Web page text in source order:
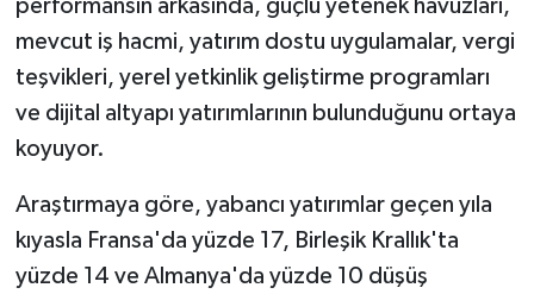
performansın arkasında, güçlü yetenek havuzları,
mevcut iş hacmi, yatırım dostu uygulamalar, vergi
teşvikleri, yerel yetkinlik geliştirme programları
ve dijital altyapı yatırımlarının bulunduğunu ortaya
koyuyor.
Araştırmaya göre, yabancı yatırımlar geçen yıla
kıyasla Fransa'da yüzde 17, Birleşik Krallık'ta
yüzde 14 ve Almanya'da yüzde 10 düşüş